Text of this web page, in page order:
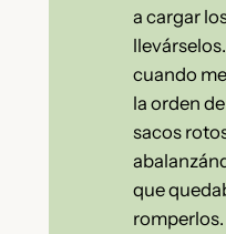
a cargar
cuando
la orden
sacos
que